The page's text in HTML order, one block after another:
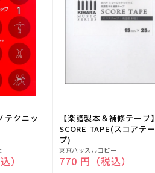
テクニッ
）
【楽譜製本＆補修テープ】
SCORE TAPE(スコアテー
プ)
販
売
東京ハッスルコピー
通常価格
770 円（税込）